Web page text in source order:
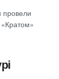
провели
«Кратом»